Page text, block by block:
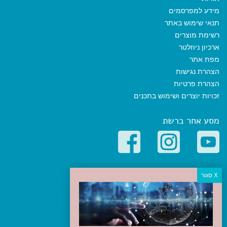
מידע למפרסמים
תנאי שימוש באתר
רשימת מוצרים
ארכיון ניוזלטר
מפת אתר
הצהרת נגישות
הצהרת פרטיות
זכויות יוצרים ושימוש בתכנים
מסע אחר ברשת
קטגוריות פופולריות
יעדים
טיולים בישראל
מלונות בוטיק בישראל
טיפים והמלצות